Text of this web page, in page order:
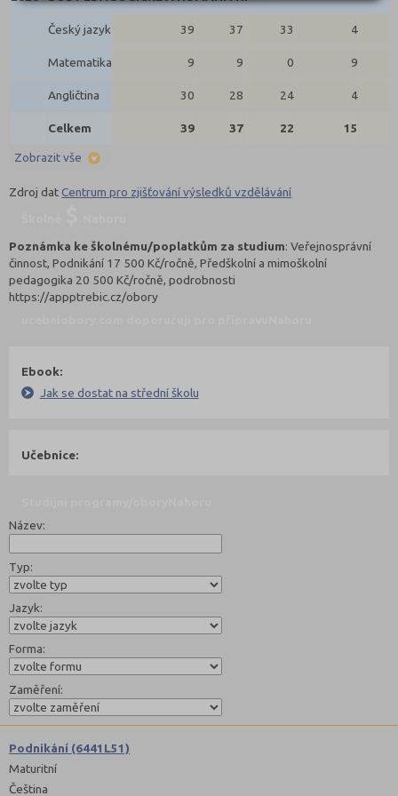
Český jazyk 39 37 33 4
Matematika 9 9 0 9
Angličtina 30 28 24 4
Celkem 39 37 22 15
Zobrazit vše
Zdroj datCentrum pro zjišťování výsledků vzdělávání
Poznámka ke školnému/poplatkům za studium: Veřejnosprávní
činnost, Podnikání 17 500 Kč/ročně, Předškolní a mimoškolní
pedagogika 20 500 Kč/ročně, podrobnosti
https://appptrebic.cz/obory
Ebook:
Jak se dostat na střední školu
Učebnice:
Název:
Typ:
Jazyk:
Forma:
Zaměření:
Podnikání (6441L51)
Maturitní
Čeština